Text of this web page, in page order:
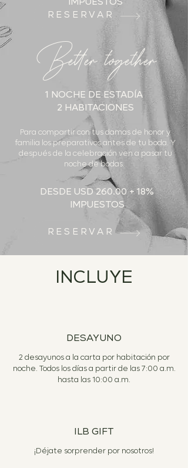
Better together
1 NOCHE DE ESTADÍA
2 HABITACIONES
Para compartir con tus damas de honor y
familia los preparativos antes de tu boda. Y
después de la celebración ven a pasar tu
noche de bodas.
DESDE USD 260.00 + 18%
IMPUESTOS
RESERVAR
RESERVAR
INCLUYE
DESAYUNO
2 desayunos a la carta por habitación por
noche. Todos los días a partir de las 7:00 a.m.
hasta las 10:00 a.m.
ILB GIFT
¡Déjate sorprender por nosotros!